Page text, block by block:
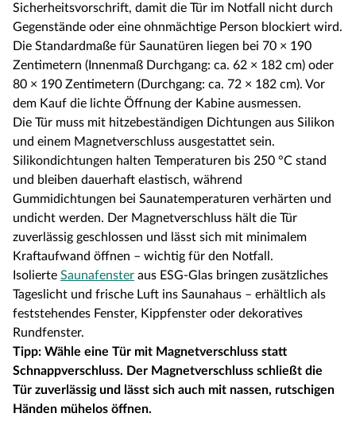
Sicherheitsvorschrift, damit die Tür im Notfall nicht durch
Gegenstände oder eine ohnmächtige Person blockiert wird.
Die Standardmaße für Saunatüren liegen bei 70 × 190
Zentimetern (Innenmaß Durchgang: ca. 62 × 182 cm) oder
80 × 190 Zentimetern (Durchgang: ca. 72 × 182 cm). Vor
dem Kauf die lichte Öffnung der Kabine ausmessen.
Die Tür muss mit hitzebeständigen Dichtungen aus Silikon
und einem Magnetverschluss ausgestattet sein.
Silikondichtungen halten Temperaturen bis 250 °C stand
und bleiben dauerhaft elastisch, während
Gummidichtungen bei Saunatemperaturen verhärten und
undicht werden. Der Magnetverschluss hält die Tür
zuverlässig geschlossen und lässt sich mit minimalem
Kraftaufwand öffnen – wichtig für den Notfall.
Isolierte Saunafenster aus ESG-Glas bringen zusätzliches
Tageslicht und frische Luft ins Saunahaus – erhältlich als
feststehendes Fenster, Kippfenster oder dekoratives
Rundfenster.
Tipp: Wähle eine Tür mit Magnetverschluss statt
Schnappverschluss. Der Magnetverschluss schließt die
Tür zuverlässig und lässt sich auch mit nassen, rutschigen
Händen mühelos öffnen.